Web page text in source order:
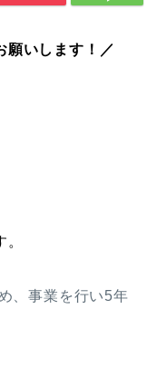
願いします！／
、事業を行い5年